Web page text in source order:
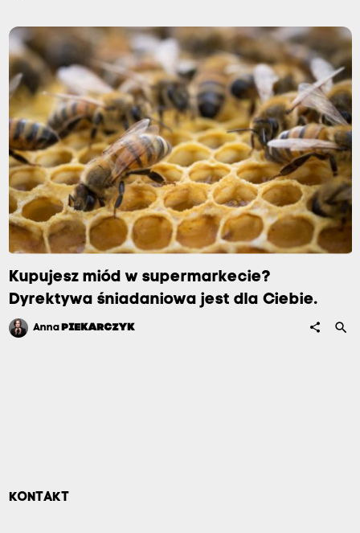
Kupujesz miód w supermarkecie?
Dyrektywa śniadaniowa jest dla Ciebie.
Anna PIEKARCZYK share search
KONTAKT